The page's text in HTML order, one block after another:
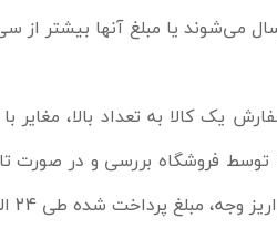
می‌شوند یا مبلغ آنها بیشتر
یک کالا به تعداد بالا،
فروشگاه بررسی و در صورت
کاری به حساب مشتری عودت داده خواهد شد.